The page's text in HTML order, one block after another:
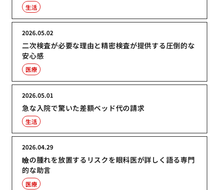
生活
二次検査が必要な理由と精密検査が提供する圧倒的な
安心感
2026.05.02
医療
急な入院で驚いた差額ベッド代の請求
2026.05.01
生活
瞼の腫れを放置するリスクを眼科医が詳しく語る専門
的な助言
2026.04.29
医療